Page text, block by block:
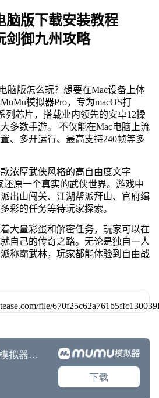
版下载安装教程
剑御九州攻略
脑版怎么玩？想要在Mac设备上体
模拟器Pro，专为macOS打
列芯片，搭载业内领先的安卓12操
多数手游。 不仅能在Mac电脑上流
、多开运行、最高支持240帧等多
款浓厚武侠风格的高自由度文字
原一个真实的武侠世界。游戏中
出山闯关、江湖帮派拜山、官府缉
彩的任务等待玩家探索。
大量彩蛋和解密任务，玩家可以在
自己的传奇之路。无论是独自一人
称霸武林，玩家都能体验到自由战